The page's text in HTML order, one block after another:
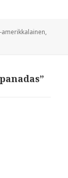
amerikkalainen,